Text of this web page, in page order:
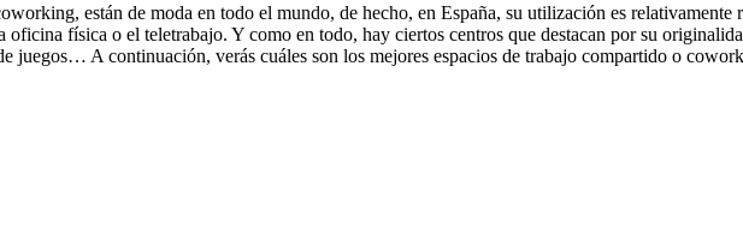
están de moda en todo el mundo, de hecho, en España, su utilización es relativamente
oficina física o el teletrabajo. Y como en todo, hay ciertos centros que destacan por su
juegos… A continuación, verás cuáles son los mejores espacios de trabajo compartido o